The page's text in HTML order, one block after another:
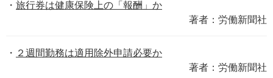
旅行券は健康保険上の「報酬」か
著者：労働新聞社
２週間勤務は適用除外申請必要か
著者：労働新聞社